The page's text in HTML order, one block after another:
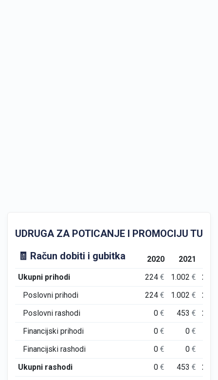
UDRUGA ZA POTICANJE I PROMOCIJU
🧾 Račun dobiti i gubitka
2020 2021
Ukupni prihodi
224€ 1.002€ 299
Poslovni prihodi
224€ 1.002€ 299
Poslovni rashodi
0€ 453€ 242
Financijski prihodi
0€ 0€
Financijski rashodi
0€ 0€
Ukupni rashodi
0€ 453€ 242